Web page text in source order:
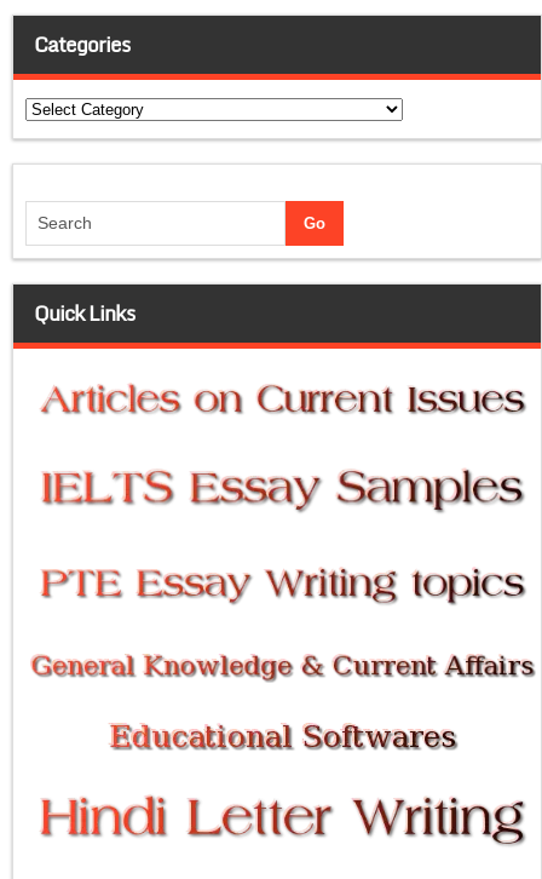
Categories
Categories
Quick Links